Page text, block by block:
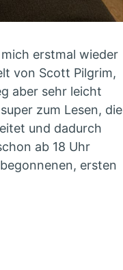
erstmal wieder
von Scott Pilgrim,
aber sehr leicht
zum Lesen, die
und dadurch
ab 18 Uhr
ersten